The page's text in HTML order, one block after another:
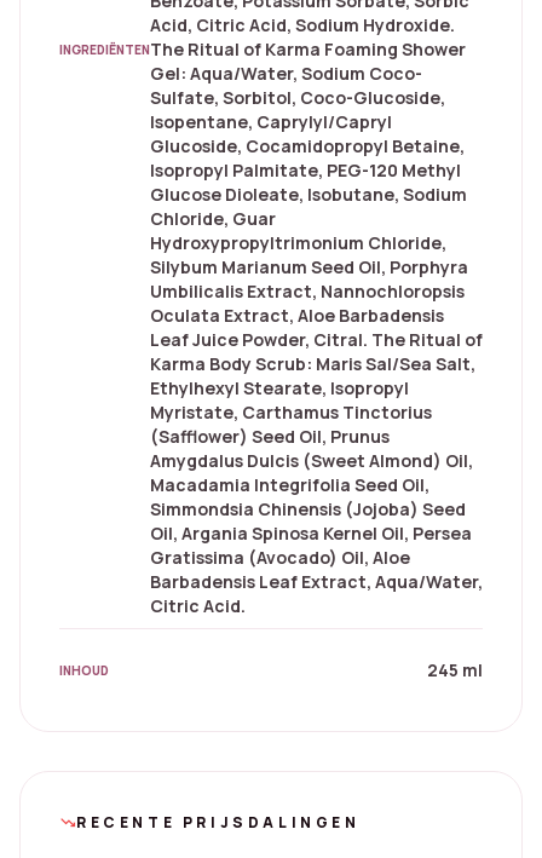
INGREDIËNTEN
Acid, Citric Acid, Sodium Hydroxide.
The Ritual of Karma Foaming Shower
Gel: Aqua/Water, Sodium Coco-
Sulfate, Sorbitol, Coco-Glucoside,
Isopentane, Caprylyl/Capryl
Glucoside, Cocamidopropyl Betaine,
Isopropyl Palmitate, PEG-120 Methyl
Glucose Dioleate, Isobutane, Sodium
Chloride, Guar
Hydroxypropyltrimonium Chloride,
Silybum Marianum Seed Oil, Porphyra
Umbilicalis Extract, Nannochloropsis
Oculata Extract, Aloe Barbadensis
Leaf Juice Powder, Citral. The Ritual of
Karma Body Scrub: Maris Sal/Sea Salt,
Ethylhexyl Stearate, Isopropyl
Myristate, Carthamus Tinctorius
(Safflower) Seed Oil, Prunus
Amygdalus Dulcis (Sweet Almond) Oil,
Macadamia Integrifolia Seed Oil,
Simmondsia Chinensis (Jojoba) Seed
Oil, Argania Spinosa Kernel Oil, Persea
Gratissima (Avocado) Oil, Aloe
Barbadensis Leaf Extract, Aqua/Water,
Citric Acid.
INHOUD 245 ml
trending_downRECENTE PRIJSDALINGEN